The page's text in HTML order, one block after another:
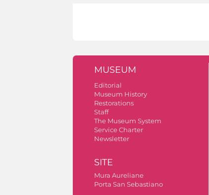
MUSEUM
Editorial
Museum History
Restorations
Staff
The Museum System
Service Charter
Newsletter
SITE
Mura Aureliane
Porta San Sebastiano